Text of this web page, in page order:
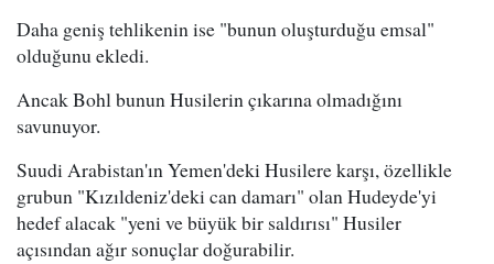
Daha geniş tehlikenin ise "bunun oluşturduğu emsal"
olduğunu ekledi.
Ancak Bohl bunun Husilerin çıkarına olmadığını
savunuyor.
Suudi Arabistan'ın Yemen'deki Husilere karşı, özellikle
grubun "Kızıldeniz'deki can damarı" olan Hudeyde'yi
hedef alacak "yeni ve büyük bir saldırısı" Husiler
açısından ağır sonuçlar doğurabilir.